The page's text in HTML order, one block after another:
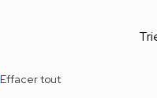
Effacer tout